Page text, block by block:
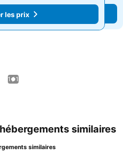
les prix
les prix
1 / 1
similaires
similaires